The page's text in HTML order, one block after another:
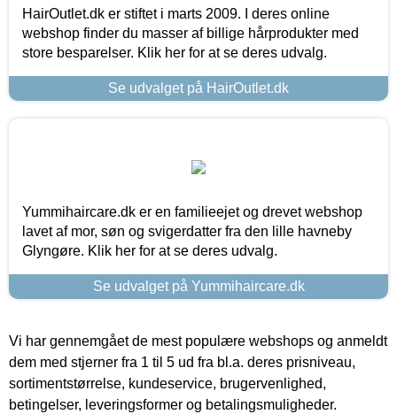
HairOutlet.dk er stiftet i marts 2009. I deres online
webshop finder du masser af billige hårprodukter med
store besparelser. Klik her for at se deres udvalg.
Se udvalget på HairOutlet.dk
Yummihaircare.dk er en familieejet og drevet webshop
lavet af mor, søn og svigerdatter fra den lille havneby
Glyngøre. Klik her for at se deres udvalg.
Se udvalget på Yummihaircare.dk
Vi har gennemgået de mest populære webshops og anmeldt
dem med stjerner fra 1 til 5 ud fra bl.a. deres prisniveau,
sortimentstørrelse, kundeservice, brugervenlighed,
betingelser, leveringsformer og betalingsmuligheder.